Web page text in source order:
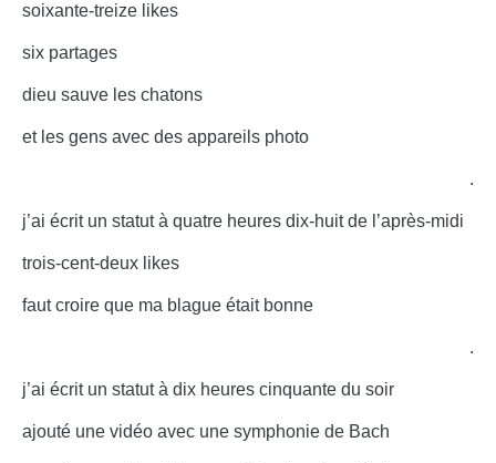
soixante-treize likes
six partages
dieu sauve les chatons
et les gens avec des appareils photo
.
j’ai écrit un statut à quatre heures dix-huit de l’après-midi
trois-cent-deux likes
faut croire que ma blague était bonne
.
j’ai écrit un statut à dix heures cinquante du soir
ajouté une vidéo avec une symphonie de Bach